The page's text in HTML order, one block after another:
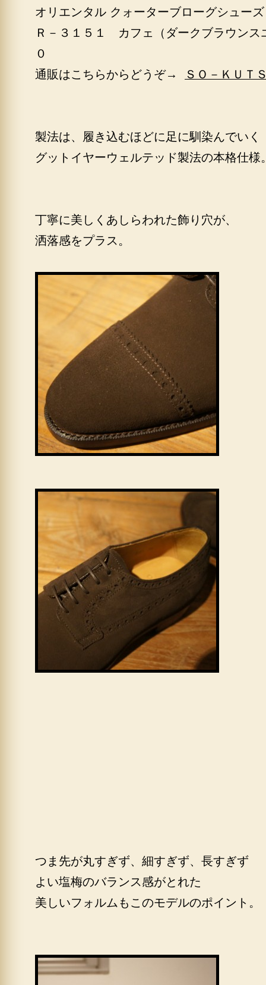
オリエンタル クォーターブローグシューズ
Ｒ－３１５１ カフェ（ダークブラウン
０
通販はこちらからどうぞ→
ＳＯ－ＫＵＴ
製法は、履き込むほどに足に馴染んでいく
グットイヤーウェルテッド製法の本格仕様
丁寧に美しくあしらわれた飾り穴が、
洒落感をプラス。
つま先が丸すぎず、細すぎず、長すぎず
よい塩梅のバランス感がとれた
美しいフォルムもこのモデルのポイント。